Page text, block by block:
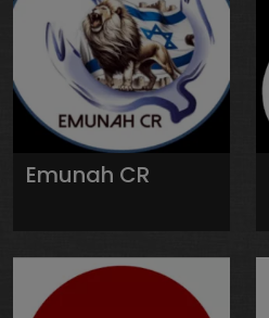
Emunah CR